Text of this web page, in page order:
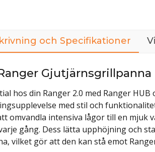
och Specifikationer
Gjutjärnsgrillpanna
hos din Ranger 2.0 med Ranger
med stil och
omvandla intensiva lågor till en mjuk
gång. Dess lätta upphöjning och
vilket gör att den kan stå emot